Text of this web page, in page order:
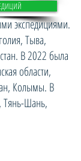
экспедициями.
Тыва,
В 2022 была
области,
Колымы. В
Тянь-Шань,